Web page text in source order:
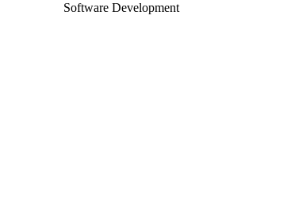
Software Development